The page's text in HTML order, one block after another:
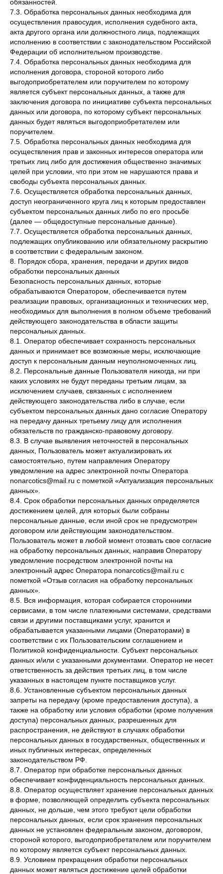
обязанностей.
7.3. Обработка персональных данных необходима для
осуществления правосудия, исполнения судебного акта,
акта другого органа или должностного лица, подлежащих
исполнению в соответствии с законодательством Российской
Федерации об исполнительном производстве.
7.4. Обработка персональных данных необходима для
исполнения договора, стороной которого либо
выгодоприобретателем или поручителем по которому
является субъект персональных данных, а также для
заключения договора по инициативе субъекта персональных
данных или договора, по которому субъект персональных
данных будет являться выгодоприобретателем или
поручителем.
7.5. Обработка персональных данных необходима для
осуществления прав и законных интересов оператора или
третьих лиц либо для достижения общественно значимых
целей при условии, что при этом не нарушаются права и
свободы субъекта персональных данных.
7.6. Осуществляется обработка персональных данных,
доступ неограниченного круга лиц к которым предоставлен
субъектом персональных данных либо по его просьбе
(далее — общедоступные персональные данные).
7.7. Осуществляется обработка персональных данных,
подлежащих опубликованию или обязательному раскрытию
в соответствии с федеральным законом.
8. Порядок сбора, хранения, передачи и других видов
обработки персональных данных
Безопасность персональных данных, которые
обрабатываются Оператором, обеспечивается путем
реализации правовых, организационных и технических мер,
необходимых для выполнения в полном объеме требований
действующего законодательства в области защиты
персональных данных.
8.1. Оператор обеспечивает сохранность персональных
данных и принимает все возможные меры, исключающие
доступ к персональным данным неуполномоченных лиц.
8.2. Персональные данные Пользователя никогда, ни при
каких условиях не будут переданы третьим лицам, за
исключением случаев, связанных с исполнением
действующего законодательства либо в случае, если
субъектом персональных данных дано согласие Оператору
на передачу данных третьему лицу для исполнения
обязательств по гражданско-правовому договору.
8.3. В случае выявления неточностей в персональных
данных, Пользователь может актуализировать их
самостоятельно, путем направления Оператору
уведомление на адрес электронной почты Оператора
nonarcotics@mail.ru с пометкой «Актуализация персональных
данных».
8.4. Срок обработки персональных данных определяется
достижением целей, для которых были собраны
персональные данные, если иной срок не предусмотрен
договором или действующим законодательством.
Пользователь может в любой момент отозвать свое согласие
на обработку персональных данных, направив Оператору
уведомление посредством электронной почты на
электронный адрес Оператора nonarcotics@mail.ru с
пометкой «Отзыв согласия на обработку персональных
данных».
8.5. Вся информация, которая собирается сторонними
сервисами, в том числе платежными системами, средствами
связи и другими поставщиками услуг, хранится и
обрабатывается указанными лицами (Операторами) в
соответствии с их Пользовательским соглашением и
Политикой конфиденциальности. Субъект персональных
данных и/или с указанными документами. Оператор не несет
ответственность за действия третьих лиц, в том числе
указанных в настоящем пункте поставщиков услуг.
8.6. Установленные субъектом персональных данных
запреты на передачу (кроме предоставления доступа), а
также на обработку или условия обработки (кроме получения
доступа) персональных данных, разрешенных для
распространения, не действуют в случаях обработки
персональных данных в государственных, общественных и
иных публичных интересах, определенных
законодательством РФ.
8.7. Оператор при обработке персональных данных
обеспечивает конфиденциальность персональных данных.
8.8. Оператор осуществляет хранение персональных данных
в форме, позволяющей определить субъекта персональных
данных, не дольше, чем этого требуют цели обработки
персональных данных, если срок хранения персональных
данных не установлен федеральным законом, договором,
стороной которого, выгодоприобретателем или поручителем
по которому является субъект персональных данных.
8.9. Условием прекращения обработки персональных
данных может являться достижение целей обработки